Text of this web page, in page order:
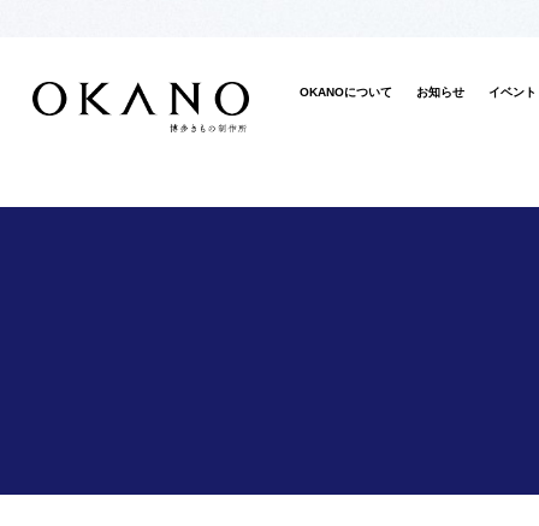
OKANOについて お知らせ イベント